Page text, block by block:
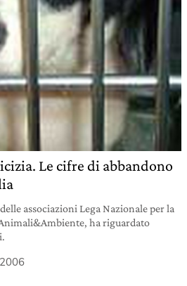
Le cifre di abbandono
associazioni Lega Nazionale per la
Animali&Ambiente, ha riguardato